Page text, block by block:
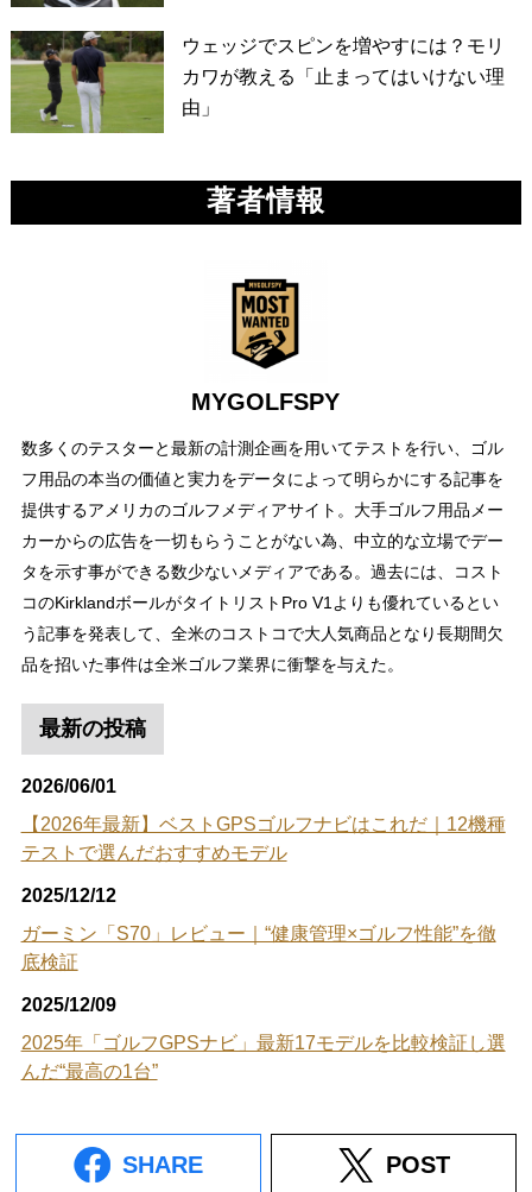
ウェッジでスピンを増やすには？モリ
カワが教える「止まってはいけない理
由」
著者情報
MYGOLFSPY
数多くのテスターと最新の計測企画を用いてテストを行い、ゴル
フ用品の本当の価値と実力をデータによって明らかにする記事を
提供するアメリカのゴルフメディアサイト。大手ゴルフ用品メー
カーからの広告を一切もらうことがない為、中立的な立場でデー
タを示す事ができる数少ないメディアである。過去には、コスト
コのKirklandボールがタイトリストPro V1よりも優れているとい
う記事を発表して、全米のコストコで大人気商品となり長期間欠
品を招いた事件は全米ゴルフ業界に衝撃を与えた。
最新の投稿
2026/06/01
【2026年最新】ベストGPSゴルフナビはこれだ｜12機種
テストで選んだおすすめモデル
2025/12/12
ガーミン「S70」レビュー｜“健康管理×ゴルフ性能”を徹
底検証
2025/12/09
2025年「ゴルフGPSナビ」最新17モデルを比較検証し選
んだ“最高の1台”
SHARE POST